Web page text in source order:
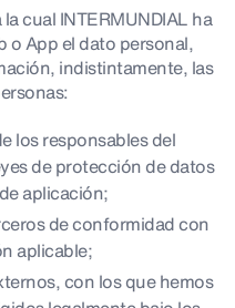
cual INTERMUNDIAL ha
o App el dato personal,
indistintamente, las
los responsables del
de protección de datos
aplicación;
de conformidad con
aplicable;
con los que hemos